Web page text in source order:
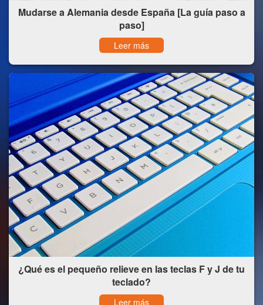
Mudarse a Alemania desde España [La guía paso a
paso]
Leer más
¿Qué es el pequeño relieve en las teclas F y J de tu
teclado?
Leer más